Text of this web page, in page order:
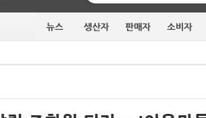
...
"...
시...
...
...